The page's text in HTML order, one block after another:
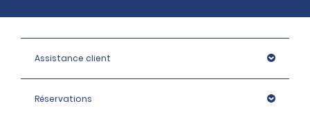
Assistance client
Réservations